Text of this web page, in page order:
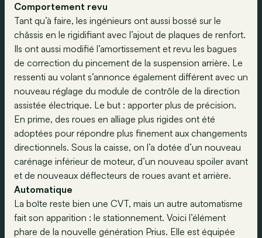
Comportement revu
Tant qu’à faire, les ingénieurs ont aussi bossé sur le
châssis en le rigidifiant avec l’ajout de plaques de renfort.
Ils ont aussi modifié l’amortissement et revu les bagues
de correction du pincement de la suspension arrière. Le
ressenti au volant s’annonce également différent avec un
nouveau réglage du module de contrôle de la direction
assistée électrique. Le but : apporter plus de précision.
En prime, des roues en alliage plus rigides ont été
adoptées pour répondre plus finement aux changements
directionnels. Sous la caisse, on l’a dotée d’un nouveau
carénage inférieur de moteur, d’un nouveau spoiler avant
et de nouveaux déflecteurs de roues avant et arrière.
Automatique
La boîte reste bien une CVT, mais un autre automatisme
fait son apparition : le stationnement. Voici l’élément
phare de la nouvelle génération Prius. Elle est équipée